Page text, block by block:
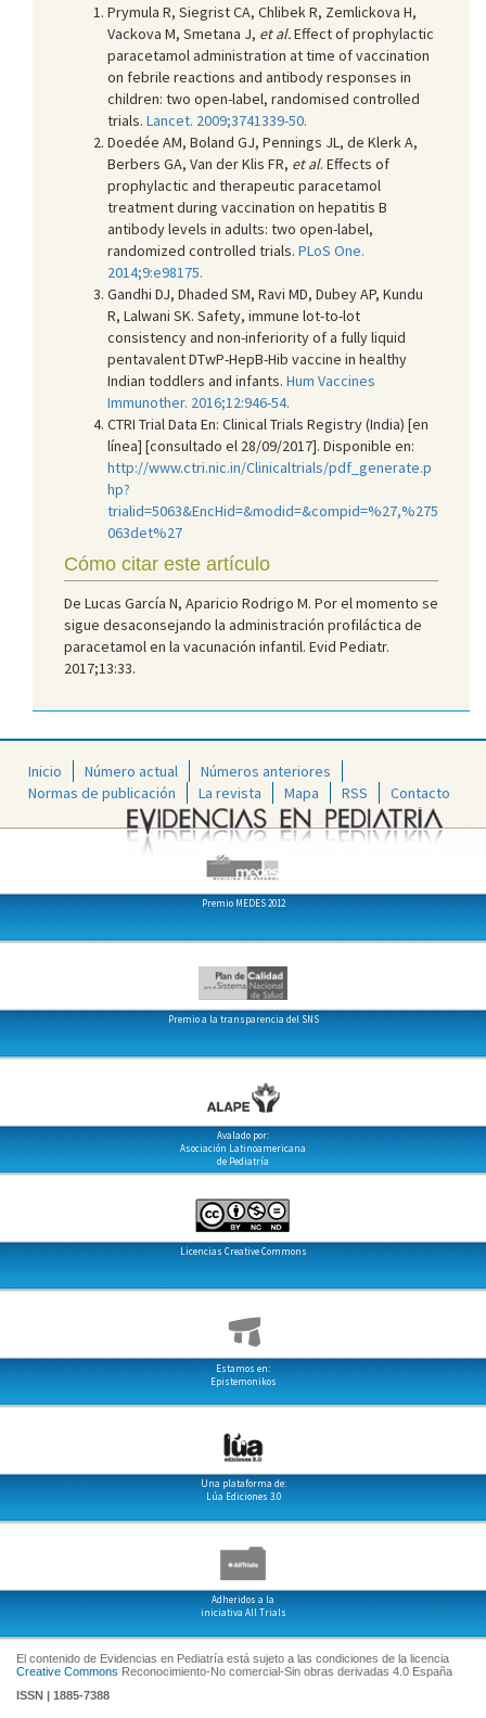
Prymula R, Siegrist CA, Chlibek R, Zemlickova H,
Vackova M, Smetana J, et al.Effect of prophylactic
paracetamol administration at time of vaccination
on febrile reactions and antibody responses in
children: two open-label, randomised controlled
trials. Lancet. 2009;3741339-50.
Doedée AM, Boland GJ, Pennings JL, de Klerk A,
Berbers GA, Van der Klis FR, et al. Effects of
prophylactic and therapeutic paracetamol
treatment during vaccination on hepatitis B
antibody levels in adults: two open-label,
randomized controlled trials. PLoS One.
2014;9:e98175.
Gandhi DJ, Dhaded SM, Ravi MD, Dubey AP, Kundu
R, Lalwani SK. Safety, immune lot-to-lot
consistency and non-inferiority of a fully liquid
pentavalent DTwP-HepB-Hib vaccine in healthy
Indian toddlers and infants. Hum Vaccines
Immunother. 2016;12:946-54.
CTRI Trial Data En: Clinical Trials Registry (India) [en
línea] [consultado el 28/09/2017]. Disponible en:
http://www.ctri.nic.in/Clinicaltrials/pdf_generate.p
hp?
trialid=5063&EncHid=&modid=&compid=%27,%275
063det%27
Cómo citar este artículo
De Lucas García N, Aparicio Rodrigo M. Por el momento se
sigue desaconsejando la administración profiláctica de
paracetamol en la vacunación infantil. Evid Pediatr.
2017;13:33.
Inicio Número actual
Números anteriores
Normas de publicación
La revista Mapa RSS Contacto
Premio MEDES 2012
Premio a la transparencia del SNS
Avalado por:
Asociación Latinoamericana
de Pediatría
Licencias Creative Commons
Estamos en:
Epistemonikos
Una plataforma de:
Lúa Ediciones 3.0
Adheridos a la
iniciativa All Trials
El contenido de Evidencias en Pediatría está sujeto a las condiciones de la licencia
Creative Commons Reconocimiento-No comercial-Sin obras derivadas 4.0 España
ISSN | 1885-7388